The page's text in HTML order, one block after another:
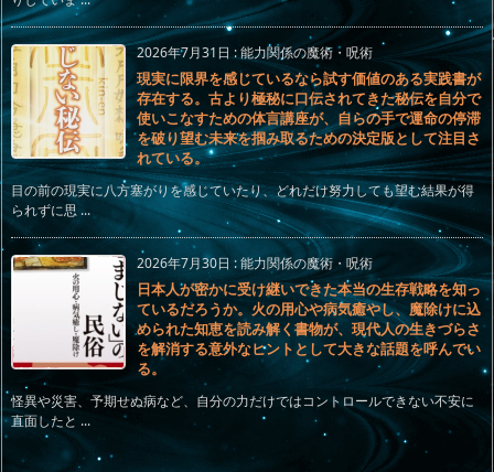
2026年7月31日 :能力関係の魔術・呪術
現実に限界を感じているなら試す価値のある実践書が
存在する。古より極秘に口伝されてきた秘伝を自分で
使いこなすための体言講座が、自らの手で運命の停滞
を破り望む未来を掴み取るための決定版として注目さ
れている。
目の前の現実に八方塞がりを感じていたり、どれだけ努力しても望む結果が得
られずに思 ...
2026年7月30日 :能力関係の魔術・呪術
日本人が密かに受け継いできた本当の生存戦略を知っ
ているだろうか。火の用心や病気癒やし、魔除けに込
められた知恵を読み解く書物が、現代人の生きづらさ
を解消する意外なヒントとして大きな話題を呼んでい
る。
怪異や災害、予期せぬ病など、自分の力だけではコントロールできない不安に
直面したと ...